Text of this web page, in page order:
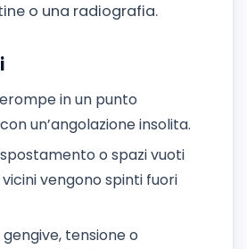
o una radiografia.
in un punto
un’angolazione insolita.
o spazi vuoti
vengono spinti fuori
tensione o